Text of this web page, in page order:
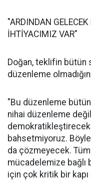
"ARDINDAN
İHTİYACIMIZ VAR"
Doğan, teklifin bütün
düzenleme
"Bu düzenleme
nihai düzenleme
bahsetmiyoruz.
da çözmeyecek.
mücadelemize bağlı
için çok kritik bir kapı